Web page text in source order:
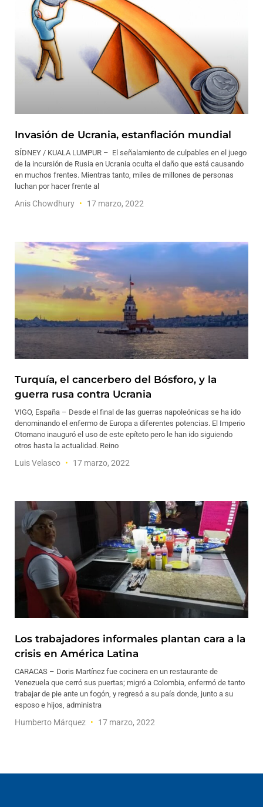
Invasión de Ucrania, estanflación mundial
SÍDNEY / KUALA LUMPUR – El señalamiento de culpables en el juego
de la incursión de Rusia en Ucrania oculta el daño que está causando
en muchos frentes. Mientras tanto, miles de millones de personas
luchan por hacer frente al
Anis Chowdhury 17 marzo, 2022
Turquía, el cancerbero del Bósforo, y la
guerra rusa contra Ucrania
VIGO, España – Desde el final de las guerras napoleónicas se ha ido
denominando el enfermo de Europa a diferentes potencias. El Imperio
Otomano inauguró el uso de este epíteto pero le han ido siguiendo
otros hasta la actualidad. Reino
Luis Velasco 17 marzo, 2022
Los trabajadores informales plantan cara a la
crisis en América Latina
CARACAS – Doris Martínez fue cocinera en un restaurante de
Venezuela que cerró sus puertas; migró a Colombia, enfermó de tanto
trabajar de pie ante un fogón, y regresó a su país donde, junto a su
esposo e hijos, administra
Humberto Márquez 17 marzo, 2022